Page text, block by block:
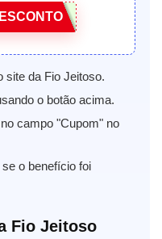
site da Fio Jeitoso.
o botão acima.
campo "Cupom" no
o benefício foi
Fio Jeitoso